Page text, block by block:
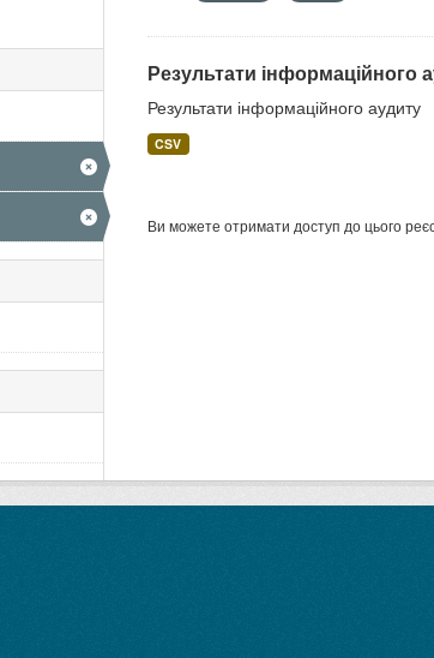
Результати інформаційного
Результати інформаційного аудиту
CSV
Ви можете отримати доступ до цього